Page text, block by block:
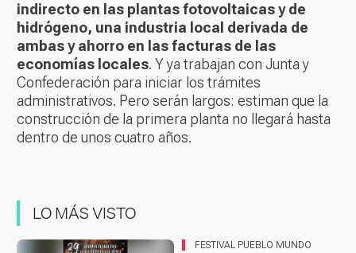
indirecto en las plantas fotovoltaicas y de
hidrógeno, una industria local derivada de
ambas y ahorro en las facturas de las
economías locales. Y ya trabajan con Junta y
Confederación para iniciar los trámites
administrativos. Pero serán largos: estiman que la
construcción de la primera planta no llegará hasta
dentro de unos cuatro años.
LO MÁS VISTO
FESTIVAL PUEBLO MUNDO